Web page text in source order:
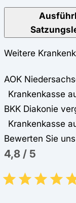
Weitere
AOK
BKK Diakonie
Bewerten Sie uns
4,8 / 5